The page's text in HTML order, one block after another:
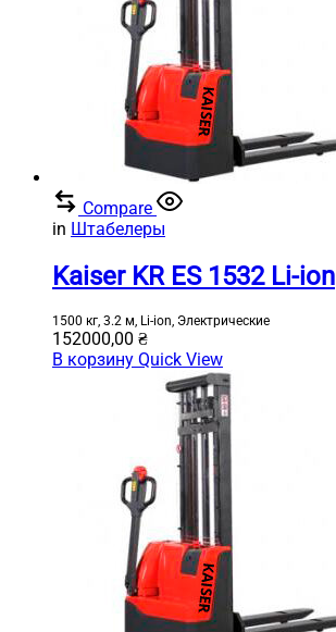
Compare
in Штабелеры
Kaiser KR ES 1532 Li-ion
1500 кг, 3.2 м, Li-ion, Электрические
152000,00 ₴
В корзину Quick View